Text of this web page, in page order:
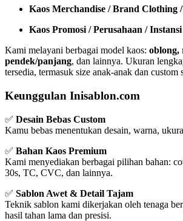
Kaos Merchandise / Brand Clothing
Kaos Promosi / Perusahaan / Instansi
Kami melayani berbagai model kaos: oblong,
pendek/panjang, dan lainnya. Ukuran
tersedia, termasuk size anak-anak dan custom
Keunggulan Inisablon.com
✅ Desain Bebas Custom
Kamu bebas menentukan desain, warna,
✅ Bahan Kaos Premium
Kami menyediakan berbagai pilihan bahan:
30s, TC, CVC, dan lainnya.
✅ Sablon Awet & Detail Tajam
Teknik sablon kami dikerjakan oleh tenaga
hasil tahan lama dan presisi.